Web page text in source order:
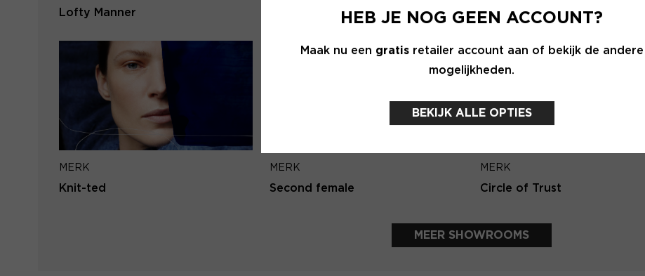
MAAK JE ACCOUNT NU AAN
HEB JE NOG GEEN ACCOUNT?
Maak nu een gratisretailer account aan of bekijk de andere
mogelijkheden.
BEKIJK ALLE OPTIES
Lofty Manner Aimée the Label Aaiko
MERK
Knit-ted
MERK
Second female
MERK
Circle of Trust
MEER SHOWROOMS